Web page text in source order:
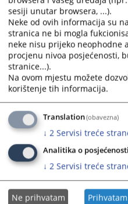
a) da sprovodi izvršni
b) da određuje mjere
c) da obavlja
d) da pruža pravnu pomoć
Hercegovini
e) da vrši druge poslove
Nadležnost, unutrašnje
su Zakonom o sudovima
glasnik Republike Srpske
unutrašnjem poslovanju
list SR BIH „ broj 3/76) i
propisima Bosne i
2893
sesiji unutar browsera, ...).
Neke od ovih informacija su
stranica ne bi mogla
neke nisu prijeko neophodne
procjenu nivoa posjećenosti,
stranice...).
Na ovom mjestu možete
korištenje tih informacija.
Translation(obavezna)
↓ 2 Servisi treće
Analitika o
↓ 2 Servisi treće
Ne prihvatam